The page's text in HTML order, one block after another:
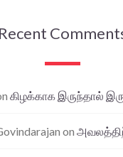
Recent
கிழக்காக இருந்தால்
on